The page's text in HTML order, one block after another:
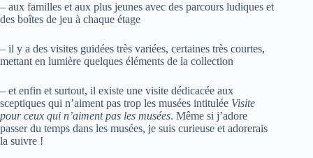
– aux familles et aux plus jeunes avec des parcours ludiques et
des boîtes de jeu à chaque étage
– il y a des visites guidées très variées, certaines très courtes,
mettant en lumière quelques éléments de la collection
– et enfin et surtout, il existe une visite dédicacée aux
sceptiques qui n’aiment pas trop les musées intitulée Visite
pour ceux qui n’aiment pas les musées. Même si j’adore
passer du temps dans les musées, je suis curieuse et adorerais
la suivre !